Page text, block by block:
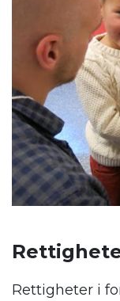
Rettigheter i